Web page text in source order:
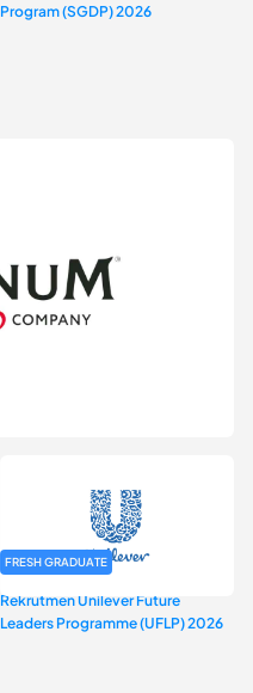
Program (SGDP) 2026
FRESH GRADUATE
Rekrutmen Unilever Future
Leaders Programme (UFLP) 2026